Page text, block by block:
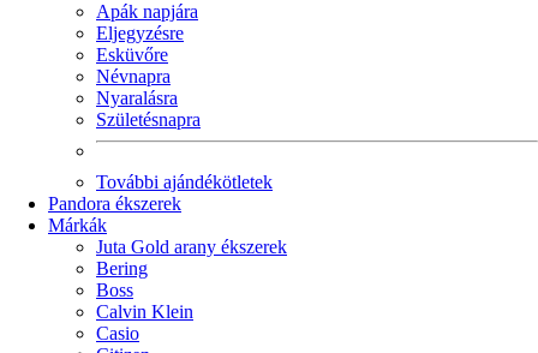
Apák napjára
Eljegyzésre
Esküvőre
Névnapra
Nyaralásra
Születésnapra
További ajándékötletek
Pandora ékszerek
Márkák
Juta Gold arany ékszerek
Bering
Boss
Calvin Klein
Casio